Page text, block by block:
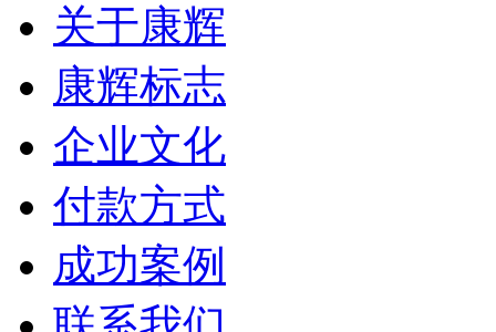
关于康辉
康辉标志
企业文化
付款方式
成功案例